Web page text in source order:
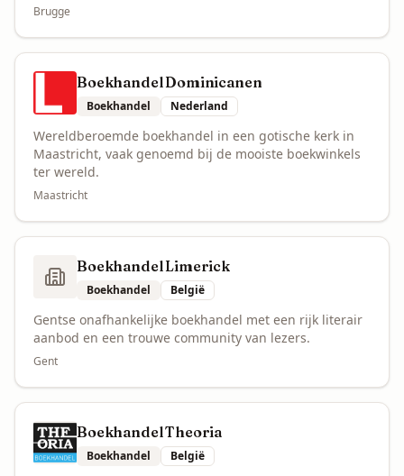
Brugge
Boekhandel Dominicanen
Boekhandel Nederland
Wereldberoemde boekhandel in een gotische kerk in
Maastricht, vaak genoemd bij de mooiste boekwinkels
ter wereld.
Maastricht
Boekhandel Limerick
Boekhandel België
Gentse onafhankelijke boekhandel met een rijk literair
aanbod en een trouwe community van lezers.
Gent
Boekhandel Theoria
Boekhandel België